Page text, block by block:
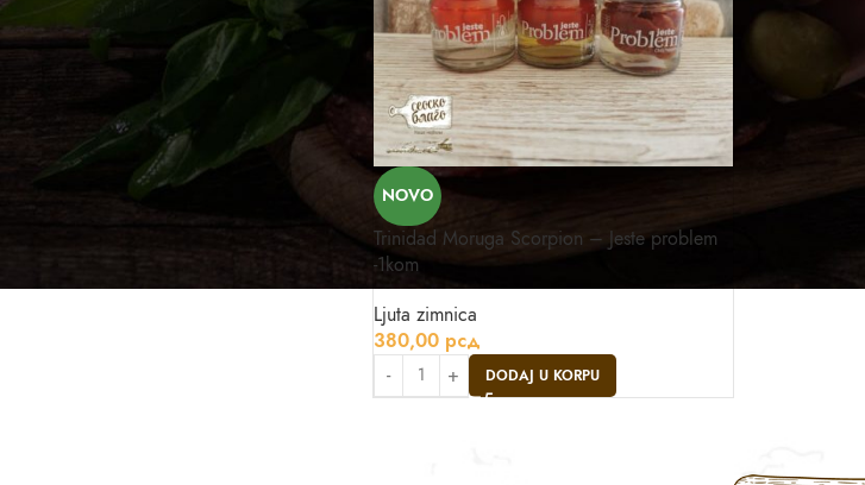
NOVO
Trinidad Moruga Scorpion – Jeste problem
-1kom
Ljuta zimnica
380,00 рсд
DODAJ U KORPU